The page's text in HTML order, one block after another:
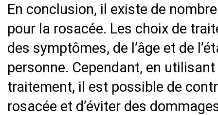
En conclusion, il existe de
pour la rosacée. Les choix de
des symptômes, de l’âge et de
personne. Cependant, en
traitement, il est possible de
rosacée et d’éviter des